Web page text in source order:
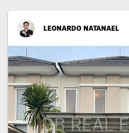
LEONARDO NATANAEL